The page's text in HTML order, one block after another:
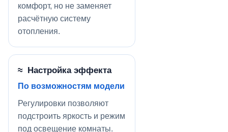
комфорт, но не заменяет
расчётную систему
отопления.
≈ Настройка эффекта
По возможностям модели
Регулировки позволяют
подстроить яркость и режим
под освещение комнаты.